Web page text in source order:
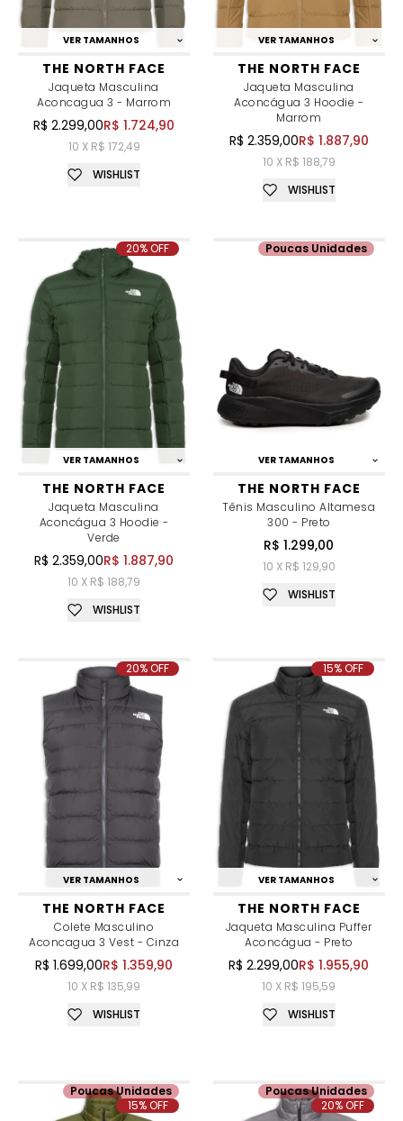
VER TAMANHOS
THE NORTH FACE
Jaqueta Masculina
Aconcagua 3 - Marrom
R$ 2.299,00R$ 1.724,90
10 X R$ 172,49
WISHLIST
VER TAMANHOS
THE NORTH FACE
Jaqueta Masculina
Aconcágua 3 Hoodie -
Marrom
R$ 2.359,00R$ 1.887,90
10 X R$ 188,79
WISHLIST
VER TAMANHOS
THE NORTH FACE
Jaqueta Masculina
Aconcágua 3 Hoodie -
Verde
R$ 2.359,00R$ 1.887,90
10 X R$ 188,79
20% OFF
WISHLIST
VER TAMANHOS
THE NORTH FACE
Tênis Masculino Altamesa
300 - Preto
R$ 1.299,00
10 X R$ 129,90
Poucas Unidades
WISHLIST
VER TAMANHOS
THE NORTH FACE
Colete Masculino
Aconcagua 3 Vest - Cinza
R$ 1.699,00R$ 1.359,90
10 X R$ 135,99
20% OFF
WISHLIST
VER TAMANHOS
THE NORTH FACE
Jaqueta Masculina Puffer
Aconcágua - Preto
R$ 2.299,00R$ 1.955,90
10 X R$ 195,59
15% OFF
WISHLIST
Poucas Unidades
15% OFF
Poucas Unidades
20% OFF